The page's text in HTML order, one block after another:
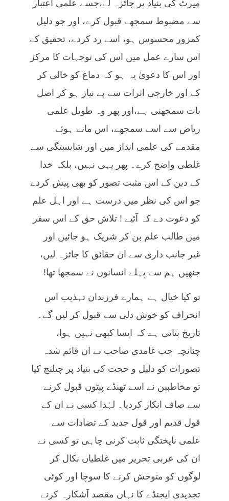
میرٹ کی بنیاد پر جائزہ لے،جسے علمی اعتبار
سے مضبوط سمجھے قبول کرے، اور جو دلیل
کمزور محسوس ہو، اسے رد کردے، تحقیق کے
اس سارے عمل میں اس کی توجہات کا مرکز
اور اس کا دعویٰ یہ ہو کہ دماغ کو خالی کر
کے اور خارجی اثرات سے بے نیاز ہو کر اصل
بات سمجھنی ہے،اور پھر وہ طویل علمی
ریاض سے اسے سمجھے، اس مانے ہوئے
مقدمے کی علمی انداز میں اور شایستگی سے
غلطی واضح کرے۔ پھر یہی نہیں، بلکہ خدا
کے دین کے اس مثبت تصور کو بھی پیش کردے
جو اس کی نظر میں درست ہے اور اہل علم
کو دعوت دے کہ آئیے ! تلاش حق کے اس سفر
میں طالب علم بن کر شریک ہو جائیں اور
غیر جانب داری سے ان حقائق کا جائزہ لیں،
جنھیں ہم سے پہلے انسانوں نے سمجھا تھا!
تو کیا خیال ہے ہمارے فرزندان تہذیب اس
انحراف کو خوش دلی سے قبول کر لیں گے۔
تاریخ بتاتی ہے کہ ایسا کبھی نہیں ہوا،
چنانچہ جب غامدی صاحب نے ان قائم شدہ
تصورات کو دلیل و حجت کی بنیاد پر چیلنج کیا
تو مخاطبین نے اسے ٹھنڈے پیٹوں قبول کرنے
سے صاف انکار کردیا۔ لہٰذا کسی نے ان کے
قول قدیم اور قول جدید کے تضادات سے
علمی ناپختگی ثابت کرنی چاہی تو کسی نے
ان کی عربی تحریر میں غلطیاں نکال کر
لوگوں کو متوحش کرنے کا سوچا اور کوئی
تجدیدی ایجنڈے کا نہاں مقصد آشکارہ کرنے